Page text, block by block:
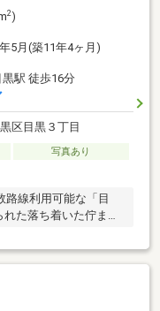
2)
5月(築11年4ヶ月)
駅 徒歩16分
区目黒３丁目
写真あり
線利用可能な「目
た落ち着いた佇ま
ある2LDK